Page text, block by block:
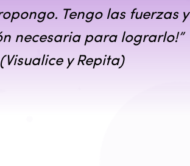
Tengo las fuerzas y
necesaria para lograrlo!”
(Visualice y Repita)